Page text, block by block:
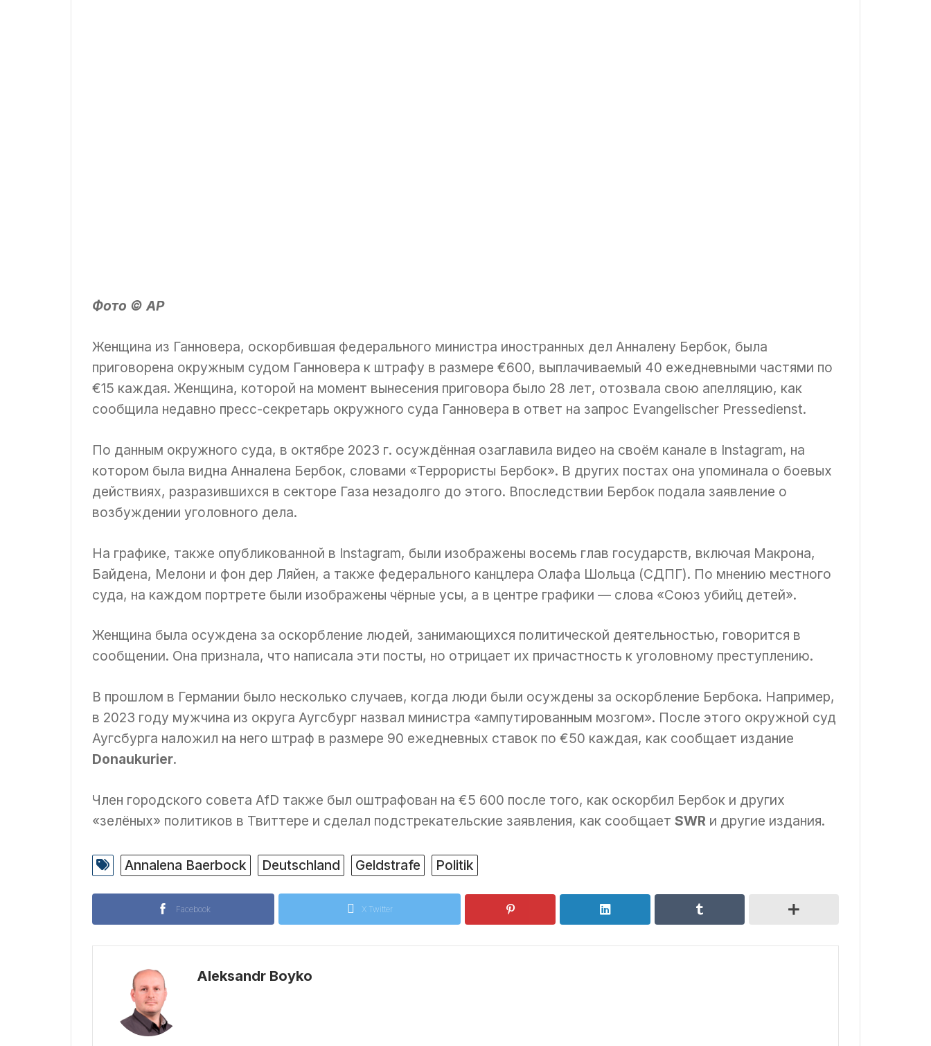
Фото © АР
Женщина из Ганновера, оскорбившая федерального министра иностранных дел Анналену Бербок, была
приговорена окружным судом Ганновера к штрафу в размере €600, выплачиваемый 40 ежедневными частями по
€15 каждая. Женщина, которой на момент вынесения приговора было 28 лет, отозвала свою апелляцию, как
сообщила недавно пресс-секретарь окружного суда Ганновера в ответ на запрос Evangelischer Pressedienst.
По данным окружного суда, в октябре 2023 г. осуждённая озаглавила видео на своём канале в Instagram, на
котором была видна Анналена Бербок, словами «Террористы Бербок». В других постах она упоминала о боевых
действиях, разразившихся в секторе Газа незадолго до этого. Впоследствии Бербок подала заявление о
возбуждении уголовного дела.
На графике, также опубликованной в Instagram, были изображены восемь глав государств, включая Макрона,
Байдена, Мелони и фон дер Ляйен, а также федерального канцлера Олафа Шольца (СДПГ). По мнению местного
суда, на каждом портрете были изображены чёрные усы, а в центре графики — слова «Союз убийц детей».
Женщина была осуждена за оскорбление людей, занимающихся политической деятельностью, говорится в
сообщении. Она признала, что написала эти посты, но отрицает их причастность к уголовному преступлению.
В прошлом в Германии было несколько случаев, когда люди были осуждены за оскорбление Бербока. Например,
в 2023 году мужчина из округа Аугсбург назвал министра «ампутированным мозгом». После этого окружной суд
Аугсбурга наложил на него штраф в размере 90 ежедневных ставок по €50 каждая, как сообщает издание
Donaukurier.
Член городского совета AfD также был оштрафован на €5 600 после того, как оскорбил Бербок и других
«зелёных» политиков в Твиттере и сделал подстрекательские заявления, как сообщает SWR и другие издания.
Annalena Baerbock Deutschland Geldstrafe Politik
Facebook X Twitter
Aleksandr Boyko